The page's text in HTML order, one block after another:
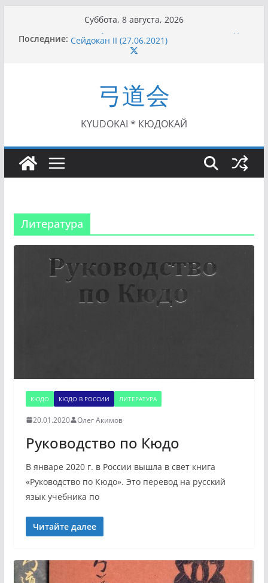
содержимому
Суббота, 8 августа, 2026
Последние: I этап Кубка Московской области по Кюдо /
Сейдокан II (27.06.2021)
II этап Кубка Московской области по Кюдо
/Сейдокан III (01.08.2021)
II Кубок Посла Японии в России по Кюдо,
Орёл (25.07.2021)
弓道会
KYUDOKAI * КЮДОКАЙ
Литература
КЮДО КЮДО В РОССИИ ЛИТЕРАТУРА
20.01.2020 Олег Акимов
Руководство по Кюдо
В январе 2020 г. в России вышла в свет книга
«Руководство по Кюдо». Это перевод на русский
язык учебника по
Читайте далее